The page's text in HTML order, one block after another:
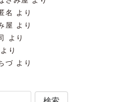
名
より
屋 より
より
より
づ より